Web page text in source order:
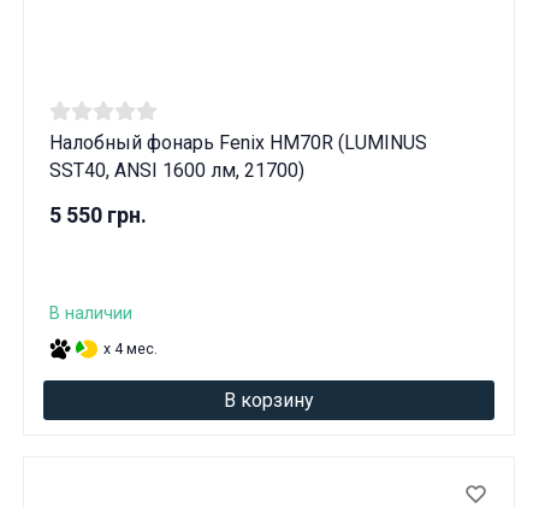
Налобный фонарь Fenix HM70R (LUMINUS
SST40, ANSI 1600 лм, 21700)
5 550 грн.
В наличии
x 4 мес.
В корзину